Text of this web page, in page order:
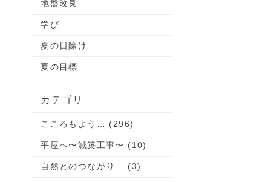
地盤改良
学び
夏の日除け
夏の目標
カテゴリ
こころもよう… (296)
平屋へ〜減築工事〜 (10)
自然とのつながり… (3)